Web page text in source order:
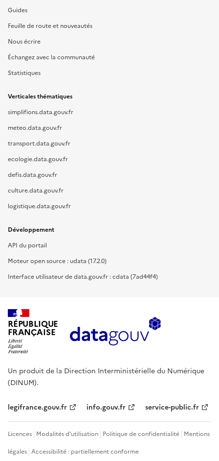
Guides
Feuille de route et nouveautés
Nous écrire
Échangez avec la communauté
Statistiques
Verticales thématiques
simplifions.data.gouv.fr
meteo.data.gouv.fr
transport.data.gouv.fr
ecologie.data.gouv.fr
defis.data.gouv.fr
culture.data.gouv.fr
logistique.data.gouv.fr
Développement
API du portail
Moteur open source : udata (17.2.0)
Interface utilisateur de data.gouv.fr : cdata (7ad44f4)
RÉPUBLIQUE
FRANÇAISE
Un produit de la Direction Interministérielle du Numérique
(DINUM).
legifrance.gouv.fr info.gouv.fr service-public.fr
Licences Modalités d'utilisation Politique de confidentialité Mentions
légales Accessibilité : partiellement conforme